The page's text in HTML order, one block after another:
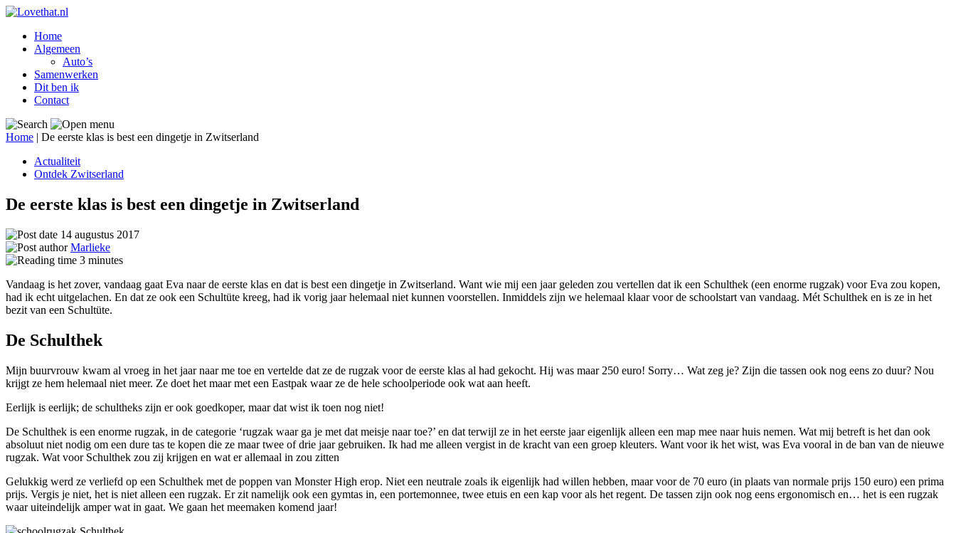
Home
Algemeen
Auto’s
Samenwerken
Dit ben ik
Contact
Home | De eerste klas is best een dingetje in Zwitserland
Actualiteit
Ontdek Zwitserland
De eerste klas is best een dingetje in Zwitserland
14 augustus 2017
Marlieke
3 minutes
Vandaag is het zover, vandaag gaat Eva naar de eerste klas en dat is best een dingetje in Zwitserland. Want wie mij een jaar geleden zou vertellen dat ik een Schulthek (een enorme rugzak) voor Eva zou kopen,
had ik echt uitgelachen. En dat ze ook een Schultüte kreeg, had ik vorig jaar helemaal niet kunnen voorstellen. Inmiddels zijn we helemaal klaar voor de schoolstart van vandaag. Mét Schulthek en is ze in het
bezit van een Schultüte.
De Schulthek
Mijn buurvrouw kwam al vroeg in het jaar naar me toe en vertelde dat ze de rugzak voor de eerste klas al had gekocht. Hij was maar 250 euro! Sorry… Wat zeg je? Zijn die tassen ook nog eens zo duur? Nou
krijgt ze hem helemaal niet meer. Ze doet het maar met een Eastpak waar ze de hele schoolperiode ook wat aan heeft.
Eerlijk is eerlijk; de schultheks zijn er ook goedkoper, maar dat wist ik toen nog niet!
De Schulthek is een enorme rugzak, in de categorie ‘rugzak waar ga je met dat meisje naar toe?’ en dat terwijl ze in het eerste jaar eigenlijk alleen een map mee naar huis nemen. Wat mij betreft is het dan ook
absoluut niet nodig om een dure tas te kopen die ze maar twee of drie jaar gebruiken. Ik had me alleen vergist in de kracht van een groep kleuters. Want voor ik het wist, was Eva vooral in de ban van de nieuwe
rugzak. Wat voor Schulthek zou zij krijgen en wat er allemaal in zou zitten
Gelukkig werd ze verliefd op een Schulthek met de poppen van Monster High erop. Niet een neutrale zoals ik eigenlijk had willen hebben, maar voor de 70 euro (in plaats van normale prijs 150 euro) een prima
prijs. Vergis je niet, het is niet alleen een rugzak. Er zit namelijk ook een gymtas in, een portemonnee, twee etuis en een kap voor als het regent. De tassen zijn ook nog eens ergonomisch en… het is een rugzak
waar uiteindelijk amper wat in gaat. We gaan het meemaken komend jaar!